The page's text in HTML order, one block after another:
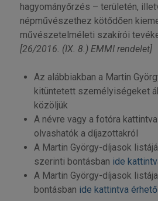
hagyományőrzés – területén,
népművészethez kötődően
művészetelméleti szakírói
[26/2016. (IX. 8.) EMMI rendelet]
Az alábbiakban a Martin
kitüntetett személyiségeket
közöljük
A névre vagy a fotóra
olvashatók a díjazottakról
A Martin György-díjasok
szerinti bontásban ide
A Martin György-díjasok
bontásban ide kattintva